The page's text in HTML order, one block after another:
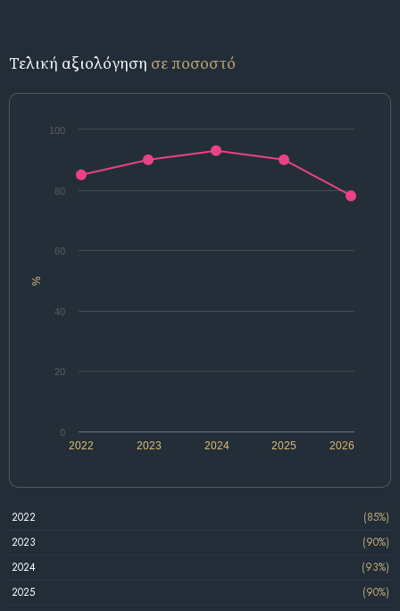
Τελική αξιολόγηση σε ποσοστό
%
2022 2024 2026
2023 2025
0
20
40
60
80
100
2022
(85%)
2023
(90%)
2024
(93%)
2025
(90%)